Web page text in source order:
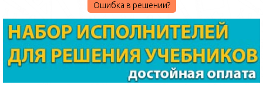
Ошибка в решении?